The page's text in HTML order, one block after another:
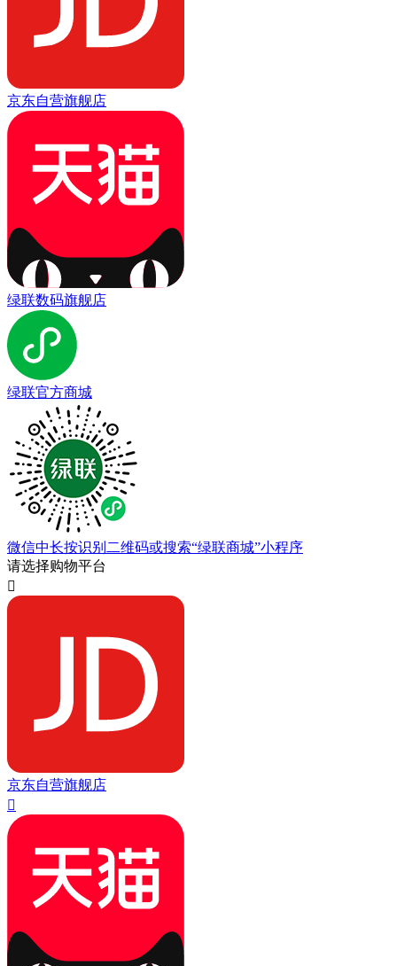
京东自营旗舰店
绿联数码旗舰店
绿联官方商城
微信中长按识别二维码或搜索“绿联商城”小程序
请选择购物平台

京东自营旗舰店
